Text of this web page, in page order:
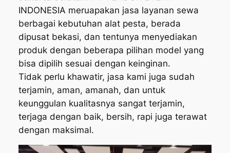
INDONESIA meruapakan jasa layanan sewa
berbagai kebutuhan alat pesta, berada
dipusat bekasi, dan tentunya menyediakan
produk dengan beberapa pilihan model yang
bisa dipilih sesuai dengan keinginan.
Tidak perlu khawatir, jasa kami juga sudah
terjamin, aman, amanah, dan untuk
keunggulan kualitasnya sangat terjamin,
terjaga dengan baik, bersih, rapi juga terawat
dengan maksimal.